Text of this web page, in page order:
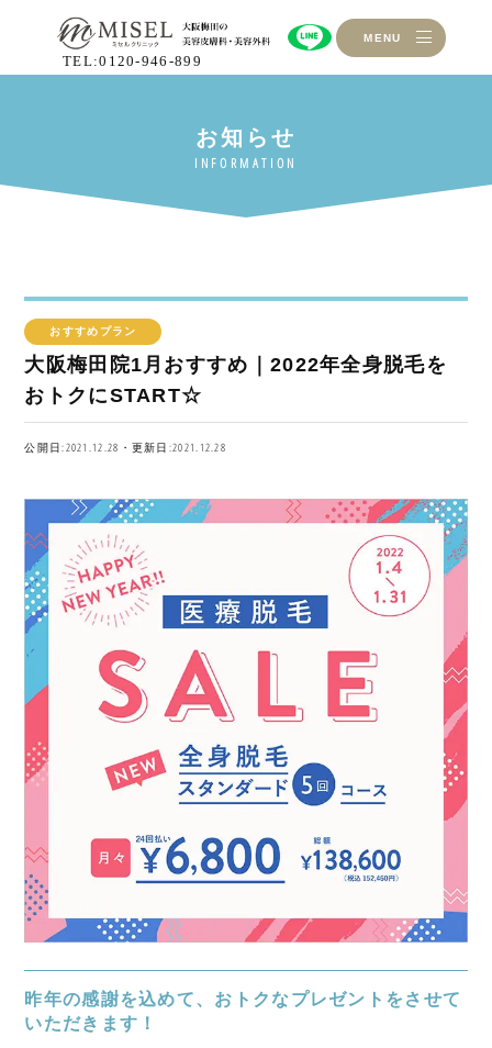
TEL:0120-946-899
MENU
おすすめプラン
大阪梅田院1月おすすめ｜2022年全身脱毛を
おトクにSTART☆
公開日:2021.12.28・更新日:2021.12.28
昨年の感謝を込めて、おトクなプレゼントをさせて
いただきます！